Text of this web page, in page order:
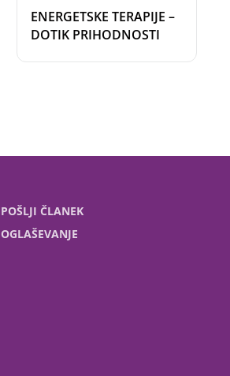
ENERGETSKE TERAPIJE –
DOTIK PRIHODNOSTI
POŠLJI ČLANEK
OGLAŠEVANJE